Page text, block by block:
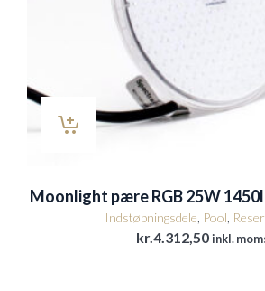
Moonlight pære RGB 25W
Indstøbningsdele Pool
kr.4.312,50 inkl.